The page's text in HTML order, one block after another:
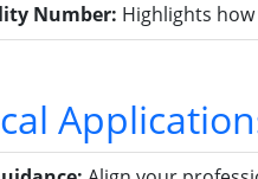
Number: Highlights